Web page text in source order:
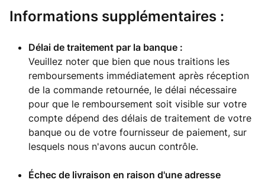
Informations supplémentaires :
Délai de traitement par la banque :
Veuillez noter que bien que nous traitions les
remboursements immédiatement après réception
de la commande retournée, le délai nécessaire
pour que le remboursement soit visible sur votre
compte dépend des délais de traitement de votre
banque ou de votre fournisseur de paiement, sur
lesquels nous n'avons aucun contrôle.
Échec de livraison en raison d'une adresse